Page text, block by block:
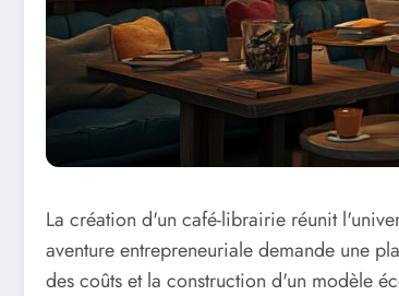
La création d'un café-librairie réunit
aventure entrepreneuriale demande une
des coûts et la construction d'un modèle